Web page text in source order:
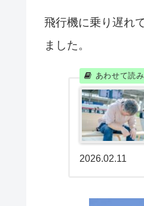
飛行機に乗り遅れ
ました。
2026.02.11